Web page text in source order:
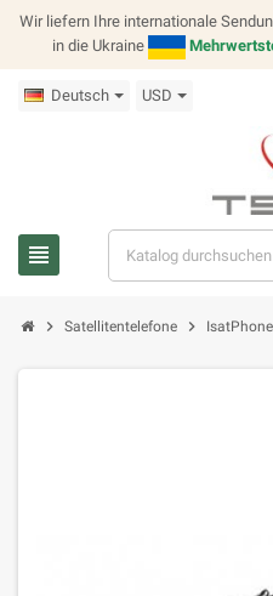
Wir liefern Ihre internationale
in die Ukraine
Deutsch USD
view_headline
chevron_right Satellitentelefone chevron_right